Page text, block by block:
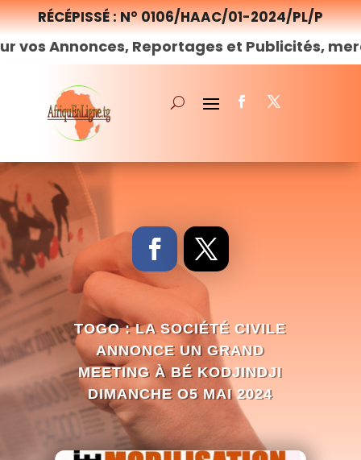
RÉCÉPISSÉ : N° 0106/HAAC/01-2024/PL/P
Reportages et Publicités, merci denous
TOGO : LA SOCIÉTÉ CIVILE
ANNONCE UN GRAND
MEETING À BÉ KODJINDJI
DIMANCHE O5 MAI 2024